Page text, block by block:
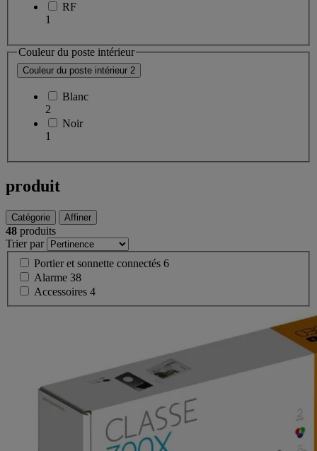
RF
1
Couleur du poste intérieur
Couleur du poste intérieur 2
Blanc
2
Noir
1
produit
Catégorie Affiner
48 produits
Trier par
Portier et sonnette connectés 6
Alarme 38
Accessoires 4